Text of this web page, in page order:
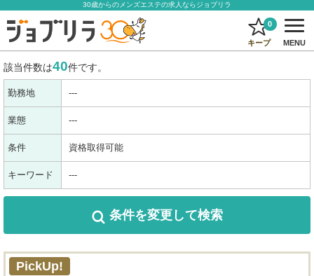
30歳からのメンズエステの求人ならジョブリラ
キープ
0
MENU
該当件数は40件です。
勤務地 ---
業態 ---
条件 資格取得可能
キーワード ---
条件を変更して検索
PickUp!